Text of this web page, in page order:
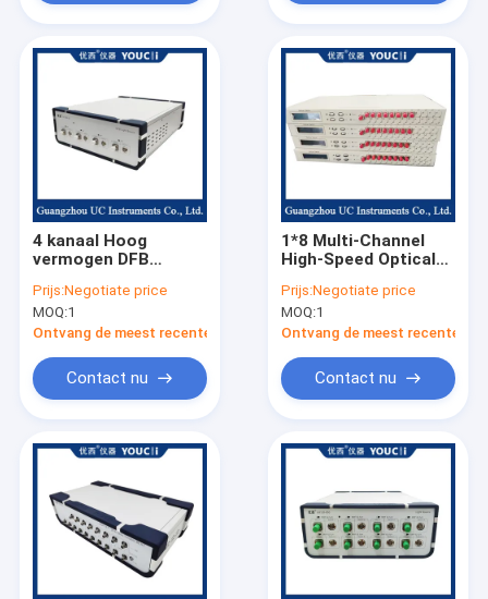
4 kanaal Hoog
vermogen DFB
golflengte Selectie
Uitgangsvermogen
100mW
Prijs:Negotiate price
MOQ:1
Ontvang de meest recente Prijs
Contact nu
1*8 Multi-Channel
High-Speed Optical
Veel gebruikt
Prijs:Negotiate price
MOQ:1
Ontvang de meest recente
Contact nu